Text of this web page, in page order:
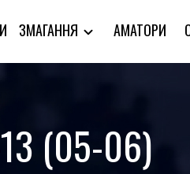
ЗМАГАННЯ АМАТОРИ
(05-06)